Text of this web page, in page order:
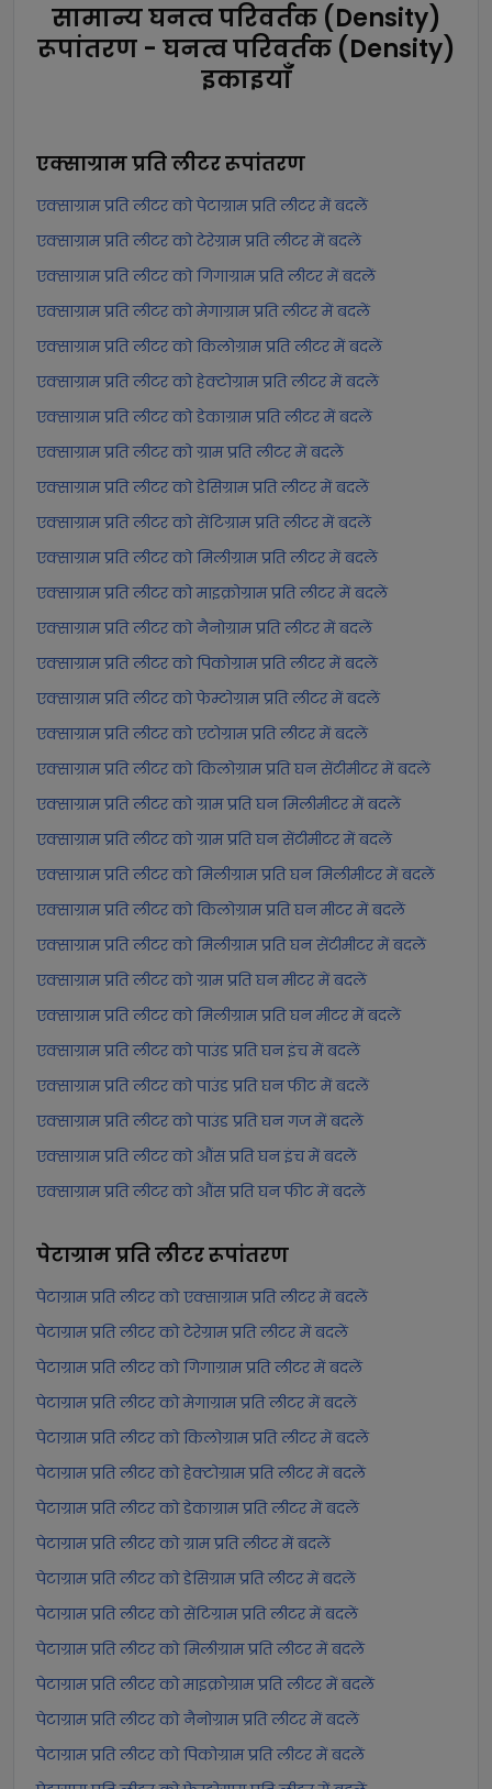
सामान्य घनत्व परिवर्तक (Density)
रूपांतरण - घनत्व परिवर्तक (Density)
इकाइयाँ
एक्साग्राम प्रति लीटररूपांतरण
एक्साग्राम प्रति लीटर को पेटाग्राम प्रति लीटर में बदलें
एक्साग्राम प्रति लीटर को टेरेग्राम प्रति लीटर में बदलें
एक्साग्राम प्रति लीटर को गिगाग्राम प्रति लीटर में बदलें
एक्साग्राम प्रति लीटर को मेगाग्राम प्रति लीटर में बदलें
एक्साग्राम प्रति लीटर को किलोग्राम प्रति लीटर में बदलें
एक्साग्राम प्रति लीटर को हेक्टोग्राम प्रति लीटर में बदलें
एक्साग्राम प्रति लीटर को डेकाग्राम प्रति लीटर में बदलें
एक्साग्राम प्रति लीटर को ग्राम प्रति लीटर में बदलें
एक्साग्राम प्रति लीटर को डेसिग्राम प्रति लीटर में बदलें
एक्साग्राम प्रति लीटर को सेंटिग्राम प्रति लीटर में बदलें
एक्साग्राम प्रति लीटर को मिलीग्राम प्रति लीटर में बदलें
एक्साग्राम प्रति लीटर को माइक्रोग्राम प्रति लीटर में बदलें
एक्साग्राम प्रति लीटर को नैनोग्राम प्रति लीटर में बदलें
एक्साग्राम प्रति लीटर को पिकोग्राम प्रति लीटर में बदलें
एक्साग्राम प्रति लीटर को फेम्टोग्राम प्रति लीटर में बदलें
एक्साग्राम प्रति लीटर को एटोग्राम प्रति लीटर में बदलें
एक्साग्राम प्रति लीटर को किलोग्राम प्रति घन सेंटीमीटर में बदलें
एक्साग्राम प्रति लीटर को ग्राम प्रति घन मिलीमीटर में बदलें
एक्साग्राम प्रति लीटर को ग्राम प्रति घन सेंटीमीटर में बदलें
एक्साग्राम प्रति लीटर को मिलीग्राम प्रति घन मिलीमीटर में बदलें
एक्साग्राम प्रति लीटर को किलोग्राम प्रति घन मीटर में बदलें
एक्साग्राम प्रति लीटर को मिलीग्राम प्रति घन सेंटीमीटर में बदलें
एक्साग्राम प्रति लीटर को ग्राम प्रति घन मीटर में बदलें
एक्साग्राम प्रति लीटर को मिलीग्राम प्रति घन मीटर में बदलें
एक्साग्राम प्रति लीटर को पाउंड प्रति घन इंच में बदलें
एक्साग्राम प्रति लीटर को पाउंड प्रति घन फीट में बदलें
एक्साग्राम प्रति लीटर को पाउंड प्रति घन गज में बदलें
एक्साग्राम प्रति लीटर को औंस प्रति घन इंच में बदलें
एक्साग्राम प्रति लीटर को औंस प्रति घन फीट में बदलें
पेटाग्राम प्रति लीटररूपांतरण
पेटाग्राम प्रति लीटर को एक्साग्राम प्रति लीटर में बदलें
पेटाग्राम प्रति लीटर को टेरेग्राम प्रति लीटर में बदलें
पेटाग्राम प्रति लीटर को गिगाग्राम प्रति लीटर में बदलें
पेटाग्राम प्रति लीटर को मेगाग्राम प्रति लीटर में बदलें
पेटाग्राम प्रति लीटर को किलोग्राम प्रति लीटर में बदलें
पेटाग्राम प्रति लीटर को हेक्टोग्राम प्रति लीटर में बदलें
पेटाग्राम प्रति लीटर को डेकाग्राम प्रति लीटर में बदलें
पेटाग्राम प्रति लीटर को ग्राम प्रति लीटर में बदलें
पेटाग्राम प्रति लीटर को डेसिग्राम प्रति लीटर में बदलें
पेटाग्राम प्रति लीटर को सेंटिग्राम प्रति लीटर में बदलें
पेटाग्राम प्रति लीटर को मिलीग्राम प्रति लीटर में बदलें
पेटाग्राम प्रति लीटर को माइक्रोग्राम प्रति लीटर में बदलें
पेटाग्राम प्रति लीटर को नैनोग्राम प्रति लीटर में बदलें
पेटाग्राम प्रति लीटर को पिकोग्राम प्रति लीटर में बदलें